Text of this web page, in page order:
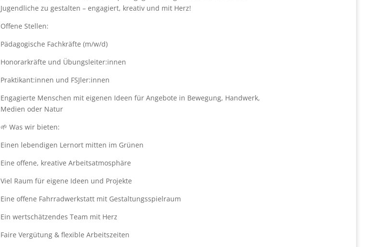
Jugendliche zu gestalten – engagiert, kreativ und mit Herz!
Offene Stellen:
Pädagogische Fachkräfte (m/w/d)
Honorarkräfte und Übungsleiter:innen
Praktikant:innen und FSJler:innen
Engagierte Menschen mit eigenen Ideen für Angebote in Bewegung, Handwerk,
Medien oder Natur
🌱 Was wir bieten:
Einen lebendigen Lernort mitten im Grünen
Eine offene, kreative Arbeitsatmosphäre
Viel Raum für eigene Ideen und Projekte
Eine offene Fahrradwerkstatt mit Gestaltungsspielraum
Ein wertschätzendes Team mit Herz
Faire Vergütung & flexible Arbeitszeiten